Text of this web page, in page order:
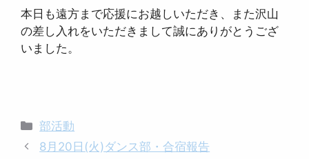
本日も遠方まで応援にお越しいただき、また沢山
の差し入れをいただきまして誠にありがとうござ
いました。
カ
テ
部活動
8月20日(火)ダンス部・合宿報告